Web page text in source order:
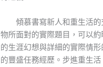
傾慕書寫新人和重生活
物所面對的實際題目，可以約
的生涯幻想與詳細的實際情
的豐盛任務經歷。步進重生